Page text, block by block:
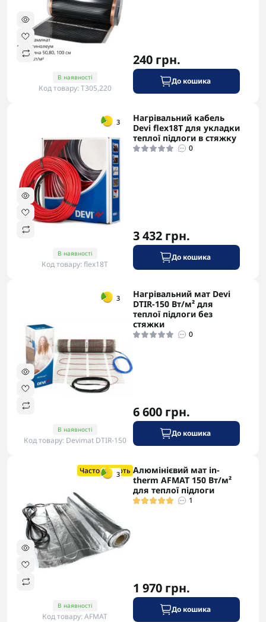
В наявності
Код товару: T305,220
240 грн.
До кошика
3
-5% в корзині
В наявності
Код товару: flex18T
Нагрівальний кабель
Devi flex18T для укладки
теплої підлоги в стяжку
0
3 432 грн.
До кошика
3
-5% в корзині
В наявності
Код товару: Devimat DTIR-150
Нагрівальний мат Devi
DTIR-150 Вт/м² для
теплої підлоги без
стяжки
0
6 600 грн.
До кошика
3
Часто купують
В наявності
Код товару: AFMAT
Алюмінієвий мат in-
therm AFMAT 150 Вт/м²
для теплої підлоги
1
1 970 грн.
До кошика